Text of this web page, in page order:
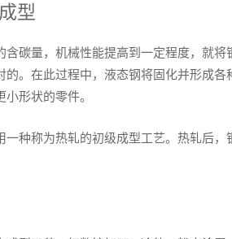
型
含碳量，机械性能提高到一定程度，就将
的。在此过程中，液态钢将固化并形成各
形状的零件。
种称为热轧的初级成型工艺。热轧后，